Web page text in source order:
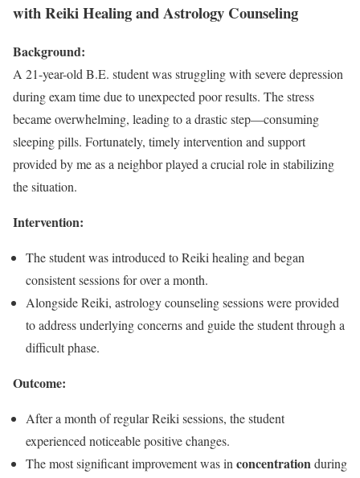
with Reiki Healing and Astrology Counseling
Background:
A 21-year-old B.E. student was struggling with severe depression
during exam time due to unexpected poor results. The stress
became overwhelming, leading to a drastic step—consuming
sleeping pills. Fortunately, timely intervention and support
provided by me as a neighbor played a crucial role in stabilizing
the situation.
Intervention:
The student was introduced to Reiki healing and began
consistent sessions for over a month.
Alongside Reiki, astrology counseling sessions were provided
to address underlying concerns and guide the student through a
difficult phase.
Outcome:
After a month of regular Reiki sessions, the student
experienced noticeable positive changes.
The most significant improvement was inconcentrationduring